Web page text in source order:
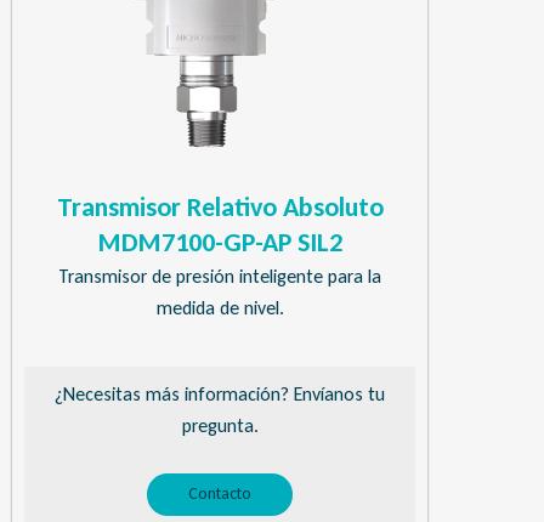
Transmisor Relativo Absoluto
MDM7100-GP-AP SIL2
Transmisor de presión inteligente para la
medida de nivel.
¿Necesitas más información? Envíanos tu
pregunta.
Contacto